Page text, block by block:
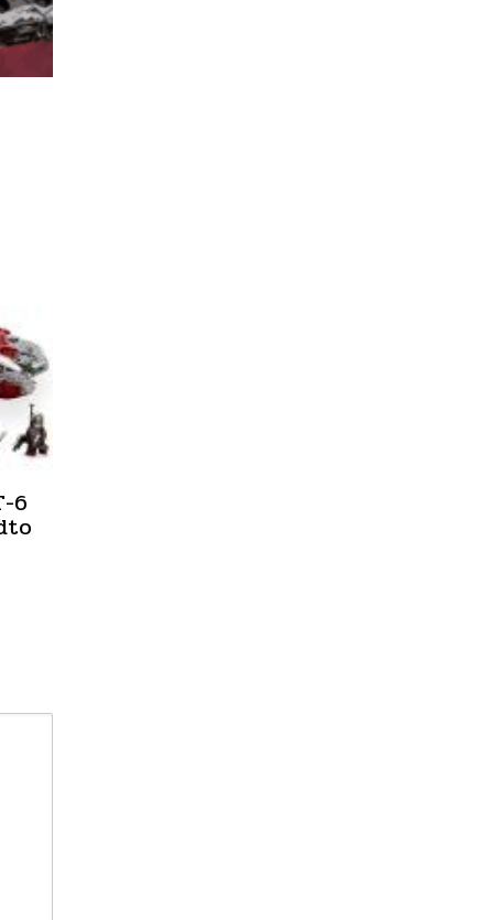
6